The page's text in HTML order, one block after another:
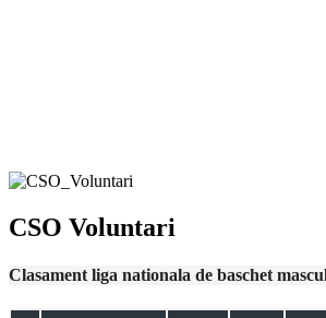
CSO Voluntari
Clasament liga nationala de baschet